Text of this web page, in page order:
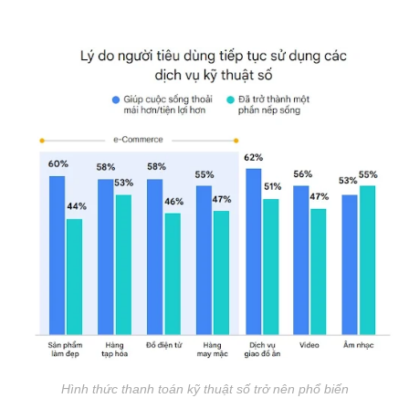
Hình thức thanh toán kỹ thuật số trở nên phổ biến